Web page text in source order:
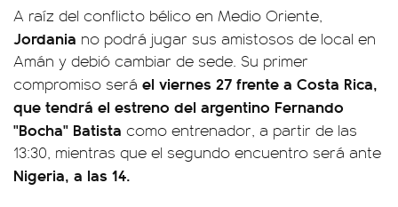
A raíz del conflicto bélico en Medio Oriente,
Jordania no podrá jugar sus amistosos de local en
Amán y debió cambiar de sede. Su primer
compromiso será el viernes 27 frente a Costa Rica,
que tendrá el estreno del argentino Fernando
"Bocha" Batista como entrenador, a partir de las
13:30, mientras que el segundo encuentro será ante
Nigeria, a las 14.